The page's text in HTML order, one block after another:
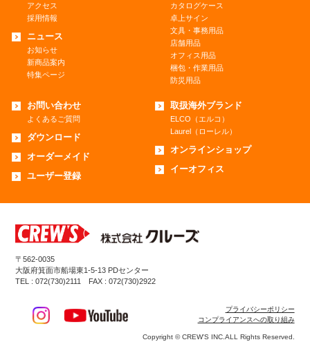
アクセス
採用情報
ニュース
お知らせ
新商品案内
特集ページ
カタログケース
卓上サイン
文具・事務用品
店舗用品
オフィス用品
梱包・作業用品
防災用品
お問い合わせ
よくあるご質問
ダウンロード
オーダーメイド
ユーザー登録
取扱海外ブランド
ELCO（エルコ）
Laurel（ローレル）
オンラインショップ
イーオフィス
〒562-0035
大阪府箕面市船場東1-5-13 PDセンター
TEL : 072(730)2111 FAX : 072(730)2922
プライバシーポリシー
コンプライアンスへの取り組み
Copyright © CREW’S INC.ALL Rights Reserved.